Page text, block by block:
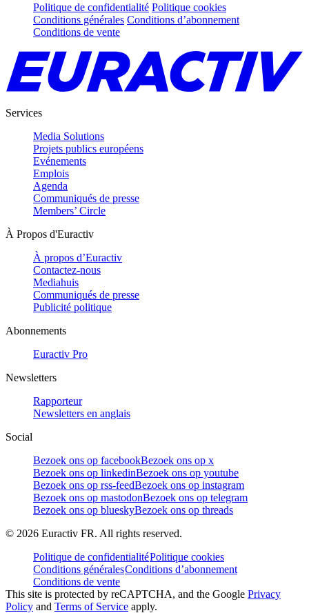
Politique de confidentialité Politique cookies
Conditions générales Conditions d’abonnement
Conditions de vente
Services
Media Solutions
Projets publics européens
Evénements
Emplois
Agenda
Communiqués de presse
Members’ Circle
À Propos d'Euractiv
À propos d’Euractiv
Contactez-nous
Mediahuis
Communiqués de presse
Publicité politique
Abonnements
Euractiv Pro
Newsletters
Rapporteur
Newsletters en anglais
Social
Bezoek ons op facebookBezoek ons op x
Bezoek ons op linkedinBezoek ons op youtube
Bezoek ons op rss-feedBezoek ons op instagram
Bezoek ons op mastodonBezoek ons op telegram
Bezoek ons op blueskyBezoek ons op threads
© 2026 Euractiv FR. All rights reserved.
Politique de confidentialitéPolitique cookies
Conditions généralesConditions d’abonnement
Conditions de vente
This site is protected by reCAPTCHA, and the Google Privacy
Policy and Terms of Service apply.